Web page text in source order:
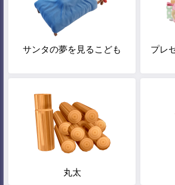
サンタの夢を見るこども
プレ
丸太